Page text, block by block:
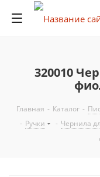
320010
Главная - Каталог -
- Ручки - Чернила